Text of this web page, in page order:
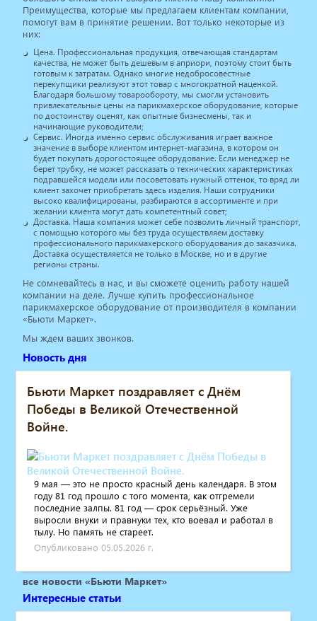
Преимущества, которые мы предлагаем клиентам компании,
помогут вам в принятие решении. Вот только некоторые из
них:
Цена. Профессиональная продукция, отвечающая стандартам
качества, не может быть дешевым в априори, поэтому стоит быть
готовым к затратам. Однако многие недобросовестные
перекупщики реализуют этот товар с многократной наценкой.
Благодаря большому товарообороту, мы смогли установить
привлекательные цены на парикмахерское оборудование, которые
по достоинству оценят, как опытные бизнесмены, так и
начинающие руководители;
Сервис. Иногда именно сервис обслуживания играет важное
значение в выборе клиентом интернет-магазина, в котором он
будет покупать дорогостоящее оборудование. Если менеджер не
берет трубку, не может рассказать о технических характеристиках
подравшейся модели или посоветовать нужный оттенок, то вряд ли
клиент захочет приобретать здесь изделия. Наши сотрудники
высоко квалифицированы, разбираются в ассортименте и при
желании клиента могут дать компетентный совет;
Доставка. Наша компания может себе позволить личный транспорт,
с помощью которого мы без труда осуществляем доставку
профессионального парикмахерского оборудования до заказчика.
Доставка осуществляется не только в Москве, но и в другие
регионы страны.
Не сомневайтесь в нас, и вы сможете оценить работу нашей
компании на деле. Лучше купить профессиональное
парикмахерское оборудование от производителя в компании
«Бьюти Маркет».
Мы ждем ваших звонков.
Новость дня
Бьюти Маркет поздравляет с Днём
Победы в Великой Отечественной
Войне.
9 мая — это не просто красный день календаря. В этом
году 81 год прошло с того момента, как отгремели
последние залпы. 81 год — срок серьёзный. Уже
выросли внуки и правнуки тех, кто воевал и работал в
тылу. Но память не стареет.
Опубликовано 05.05.2026 г.
все новости «Бьюти Маркет»
Интересные статьи